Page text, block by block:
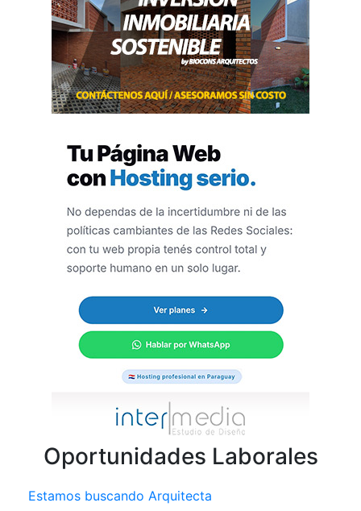
Oportunidades Laborales
Estamos buscando Arquitecta